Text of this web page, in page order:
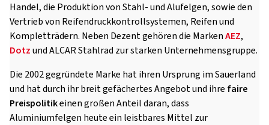
Handel, die Produktion von Stahl- und Alufelgen, sowie den
Vertrieb von Reifendruckkontrollsystemen, Reifen und
Kompletträdern. Neben Dezent gehören die MarkenAEZ,
Dotzund ALCAR Stahlrad zur starken Unternehmensgruppe.
Die 2002 gegründete Marke hat ihren Ursprung im Sauerland
und hat durch ihr breit gefächertes Angebot und ihre faire
Preispolitikeinen großen Anteil daran, dass
Aluminiumfelgen heute ein leistbares Mittel zur